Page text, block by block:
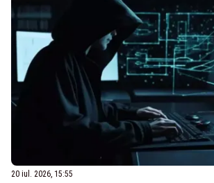
20 iul. 2026, 15:55